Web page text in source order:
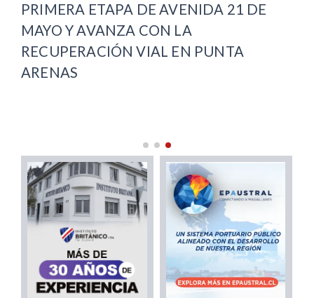
PRIMERA ETAPA DE AVENIDA 21 DE
MAYO Y AVANZA CON LA
RECUPERACIÓN VIAL EN PUNTA
ARENAS